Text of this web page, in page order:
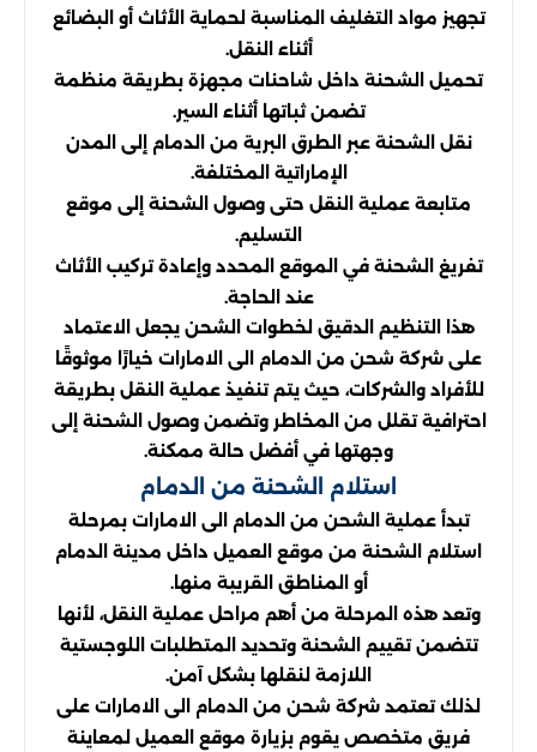
تجهيز مواد التغليف المناسبة لحماية الأثاث أو البضائع
أثناء النقل.
تحميل الشحنة داخل شاحنات مجهزة بطريقة منظمة
تضمن ثباتها أثناء السير.
نقل الشحنة عبر الطرق البرية من الدمام إلى المدن
الإماراتية المختلفة.
متابعة عملية النقل حتى وصول الشحنة إلى موقع
التسليم.
تفريغ الشحنة في الموقع المحدد وإعادة تركيب الأثاث
عند الحاجة.
هذا التنظيم الدقيق لخطوات الشحن يجعل الاعتماد
على شركة شحن من الدمام الى الامارات خيارًا موثوقًا
للأفراد والشركات، حيث يتم تنفيذ عملية النقل بطريقة
احترافية تقلل من المخاطر وتضمن وصول الشحنة إلى
وجهتها في أفضل حالة ممكنة.
استلام الشحنة من الدمام
تبدأ عملية الشحن من الدمام الى الامارات بمرحلة
استلام الشحنة من موقع العميل داخل مدينة الدمام
أو المناطق القريبة منها.
وتعد هذه المرحلة من أهم مراحل عملية النقل، لأنها
تتضمن تقييم الشحنة وتحديد المتطلبات اللوجستية
اللازمة لنقلها بشكل آمن.
لذلك تعتمد شركة شحن من الدمام الى الامارات على
فريق متخصص يقوم بزيارة موقع العميل لمعاينة